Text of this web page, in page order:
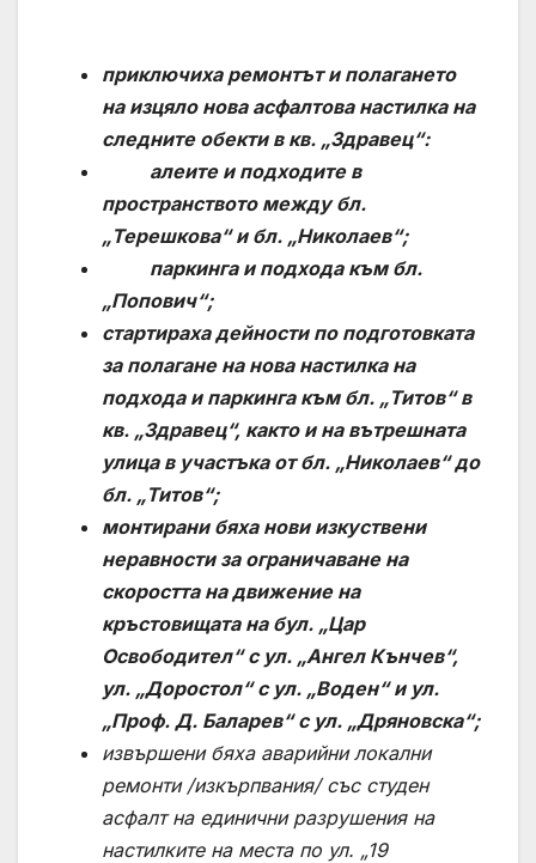
приключиха ремонтът и полагането
на изцяло нова асфалтова настилка на
следните обекти в кв. „Здравец“:
алеите и подходите в
пространството между бл.
„Терешкова“ и бл. „Николаев“;
паркинга и подхода към бл.
„Попович“;
стартираха дейности по подготовката
за полагане на нова настилка на
подхода и паркинга към бл. „Титов“ в
кв. „Здравец“, както и на вътрешната
улица в участъка от бл. „Николаев“ до
бл. „Титов“;
монтирани бяха нови изкуствени
неравности за ограничаване на
скоростта на движение на
кръстовищата на бул. „Цар
Освободител“ с ул. „Ангел Кънчев“,
ул. „Доростол“ с ул. „Воден“ и ул.
„Проф. Д. Баларев“ с ул. „Дряновска“;
извършени бяха аварийни локални
ремонти /изкърпвания/ със студен
асфалт на единични разрушения на
настилките на места по ул. „19